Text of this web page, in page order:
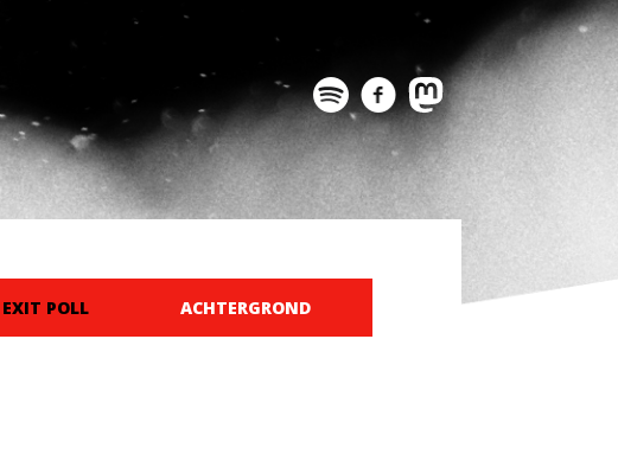
EXIT POLL ACHTERGROND